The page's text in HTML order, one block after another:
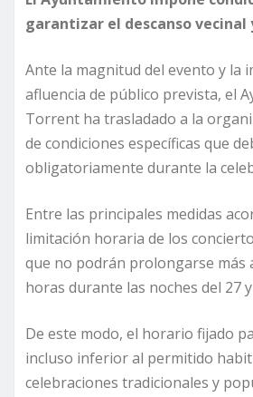
garantizar el descanso vecinal
Ante la magnitud del evento y la
afluencia de público prevista, el
Torrent ha trasladado a la
de condiciones específicas que
obligatoriamente durante la
Entre las principales medidas
limitación horaria de los
que no podrán prolongarse más
horas durante las noches del 27
De este modo, el horario fijado
incluso inferior al permitido
celebraciones tradicionales y